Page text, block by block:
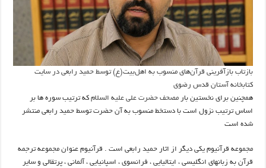
بازتاب بازآفرینی قرآن‌های منسوب به اهل‌بیت(ع) توسط حمید رابعی در سایت
کتابخانه آستان قدس رضوی
همچنین برای نخستین بار مصحف حضرت علی علیه السلامکه ترتیب سوره ها بر
اساس ترتیب نزول است با دستخط منسوب به آن حضرت توسط حمید رابعی منتشر
شده است
مجموعه قرآنیوم یکی دیگر از اثار حمید رابعی است . قرآنیوم عنوان مجموعه ترجمه
قرآن به زبانهای انگلیسی ، ایتالیایی ، فرانسوی ، اسپانیایی ، آلمانی ، پرتقالی و سایر